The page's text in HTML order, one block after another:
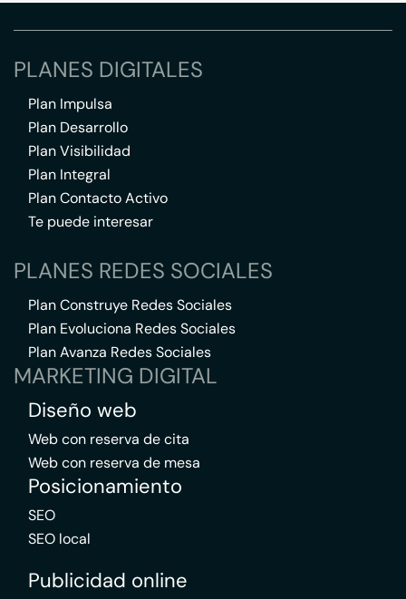
PLANES DIGITALES
Plan Impulsa
Plan Desarrollo
Plan Visibilidad
Plan Integral
Plan Contacto Activo
Te puede interesar
PLANES REDES SOCIALES
Plan Construye Redes Sociales
Plan Evoluciona Redes Sociales
Plan Avanza Redes Sociales
MARKETING DIGITAL
Diseño web
Web con reserva de cita
Web con reserva de mesa
Posicionamiento
SEO
SEO local
Publicidad online